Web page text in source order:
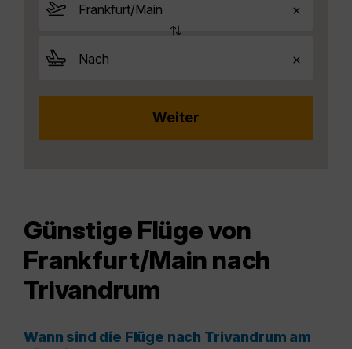
Günstige Flüge von
Frankfurt/Main nach
Trivandrum
Wann sind die Flüge nach Trivandrum am